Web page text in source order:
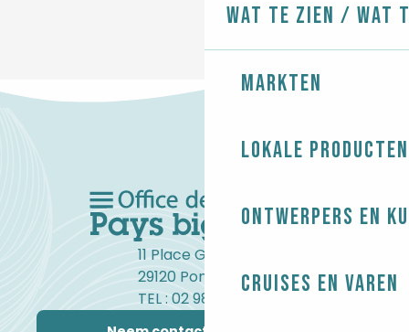
Wat te zien / Wat
Markten
Lokale producten
Ontwerpers en
Cruises en varen
11 Place Gambetta
29120 Pont-l'Abbé
TEL : 02 98 82 37 99